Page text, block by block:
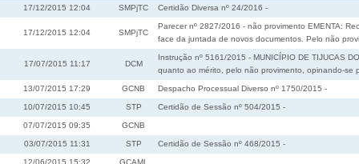
17/12/2015 12:04 SMPjTC Certidão Diversa nº 24/2016 -
17/12/2015 12:04 SMPjTC
Parecer nº 2827/2016 - não provimento EMENTA:
face da juntada de novos documentos. Pelo não
17/07/2015 11:17 DCM
Instrução nº 5161/2015 - MUNICÍPIO DE TIJUCAS
quanto ao mérito, pelo não provimento, opinando-se
13/07/2015 17:29 GCNB Despacho Processual Diverso nº 1750/2015 -
10/07/2015 10:45 STP Certidão de Sessão nº 504/2015 -
07/07/2015 09:35 GCNB
03/07/2015 11:31 STP Certidão de Sessão nº 468/2015 -
12/06/2015 15:32 GCAML